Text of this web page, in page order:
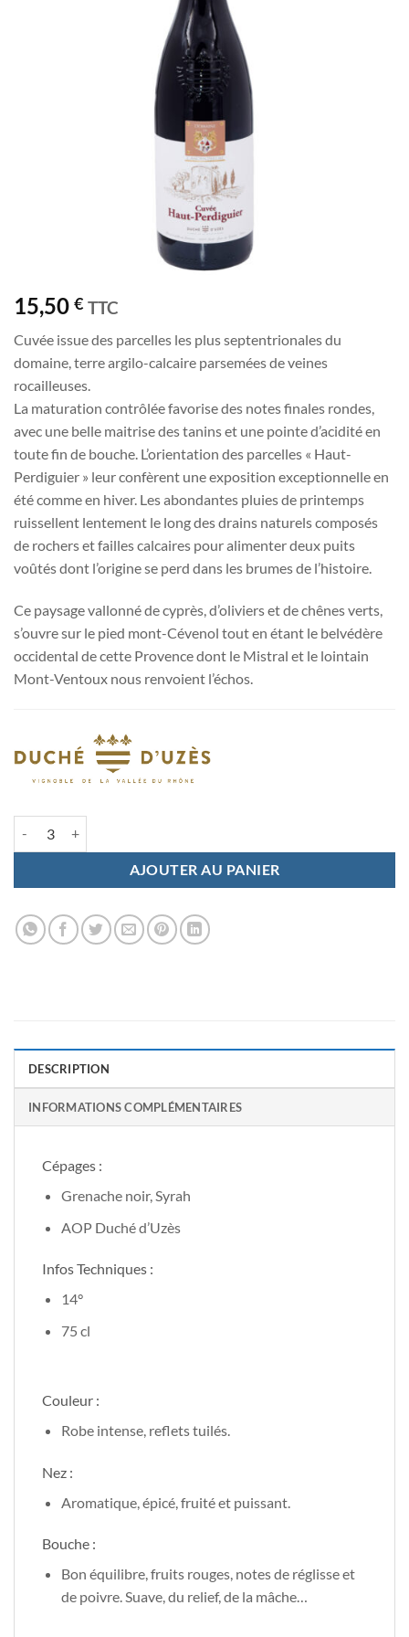
15,50 € TTC
Cuvée issue des parcelles les plus septentrionales du
domaine, terre argilo-calcaire parsemées de veines
rocailleuses.
La maturation contrôlée favorise des notes finales rondes,
avec une belle maitrise des tanins et une pointe d’acidité en
toute fin de bouche. L’orientation des parcelles « Haut-
Perdiguier » leur confèrent une exposition exceptionnelle en
été comme en hiver. Les abondantes pluies de printemps
ruissellent lentement le long des drains naturels composés
de rochers et failles calcaires pour alimenter deux puits
voûtés dont l’origine se perd dans les brumes de l’histoire.
Ce paysage vallonné de cyprès, d’oliviers et de chênes verts,
s’ouvre sur le pied mont-Cévenol tout en étant le belvédère
occidental de cette Provence dont le Mistral et le lointain
Mont-Ventoux nous renvoient l’échos.
AJOUTER AU PANIER
DESCRIPTION
INFORMATIONS COMPLÉMENTAIRES
Cépages :
Grenache noir, Syrah
AOP Duché d’Uzès
Infos Techniques :
14°
75 cl
Couleur :
Robe intense, reflets tuilés.
Nez :
Aromatique, épicé, fruité et puissant.
Bouche :
Bon équilibre, fruits rouges, notes de réglisse et
de poivre. Suave, du relief, de la mâche…